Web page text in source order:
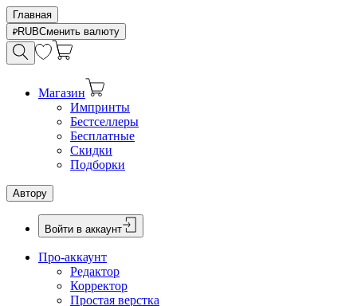
Главная
RUBСменить валюту
Магазин
Импринты
Бестселлеры
Бесплатные
Скидки
Подборки
Автору
Войти в аккаунт
Про-аккаунт
Редактор
Корректор
Простая верстка